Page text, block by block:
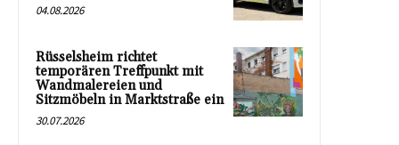
04.08.2026
Rüsselsheim richtet
temporären Treffpunkt mit
Wandmalereien und
Sitzmöbeln in Marktstraße ein
30.07.2026